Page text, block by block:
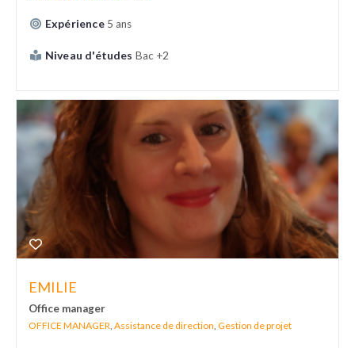
Expérience 5 ans
Niveau d'études Bac +2
EMILIE
Office manager
OFFICE MANAGER Assistance de direction Gestion de projet